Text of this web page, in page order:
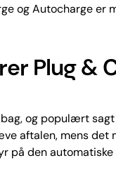
og Autocharge er
Plug &
og populært
aftalen, mens det
på den